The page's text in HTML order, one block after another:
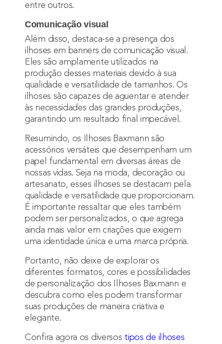
entre outros.
Comunicação visual
Além disso, destaca-se a presença dos
ilhoses em banners de comunicação visual.
Eles são amplamente utilizados na
produção desses materiais devido à sua
qualidade e versatilidade de tamanhos. Os
ilhoses são capazes de aguentar e atender
às necessidades das grandes produções,
garantindo um resultado final impecável.
Resumindo, os Ilhoses Baxmann são
acessórios versáteis que desempenham um
papel fundamental em diversas áreas de
nossas vidas. Seja na moda, decoração ou
artesanato, esses ilhoses se destacam pela
qualidade e versatilidade que proporcionam.
É importante ressaltar que eles também
podem ser personalizados, o que agrega
ainda mais valor em criações que exigem
uma identidade única e uma marca própria.
Portanto, não deixe de explorar os
diferentes formatos, cores e possibilidades
de personalização dos Ilhoses Baxmann e
descubra como eles podem transformar
suas produções de maneira criativa e
elegante.
Confira agora os diversos tipos de ilhoses